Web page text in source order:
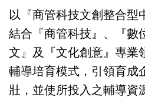
以『商管科技文創整合型
結合『商管科技』、『數
文』及『文化創意』專業
輔導培育模式，引領育成
壯，並使所投入之輔導資